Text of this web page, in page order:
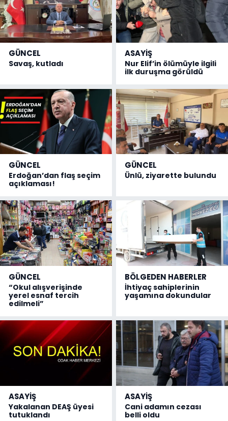
GÜNCEL
Savaş, kutladı
ASAYİŞ
Nur Elif’in ölümüyle ilgili
ilk duruşma görüldü
GÜNCEL
Erdoğan’dan flaş seçim
açıklaması!
GÜNCEL
Ünlü, ziyarette bulundu
GÜNCEL
“Okul alışverişinde
yerel esnaf tercih
edilmeli”
BÖLGEDEN HABERLER
İhtiyaç sahiplerinin
yaşamına dokundular
ASAYİŞ
Yakalanan DEAŞ üyesi
tutuklandı
ASAYİŞ
Cani adamın cezası
belli oldu